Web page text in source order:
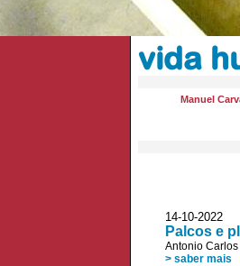
vida
Manuel
14-10-2022
Palcos e
Antonio
> saber mais